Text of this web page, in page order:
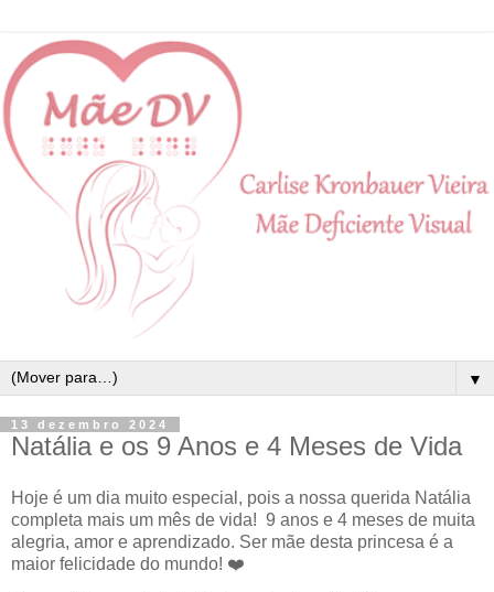
▼
13 dezembro 2024
Natália e os 9 Anos e 4 Meses de Vida
Hoje é um dia muito especial, pois a nossa querida Natália
completa mais um mês de vida! 9 anos e 4 meses de muita
alegria, amor e aprendizado. Ser mãe desta princesa é a
maior felicidade do mundo! ❤️